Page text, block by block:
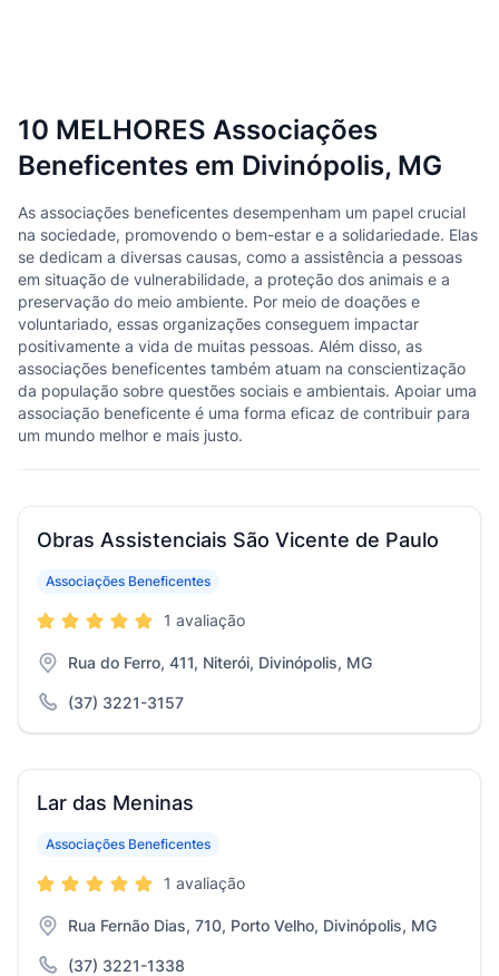
10 MELHORES Associações
Beneficentes em Divinópolis, MG
As associações beneficentes desempenham um papel crucial
na sociedade, promovendo o bem-estar e a solidariedade. Elas
se dedicam a diversas causas, como a assistência a pessoas
em situação de vulnerabilidade, a proteção dos animais e a
preservação do meio ambiente. Por meio de doações e
voluntariado, essas organizações conseguem impactar
positivamente a vida de muitas pessoas. Além disso, as
associações beneficentes também atuam na conscientização
da população sobre questões sociais e ambientais. Apoiar uma
associação beneficente é uma forma eficaz de contribuir para
um mundo melhor e mais justo.
Obras Assistenciais São Vicente de Paulo
Associações Beneficentes
1 avaliação
Rua do Ferro, 411, Niterói, Divinópolis, MG
(37) 3221-3157
Lar das Meninas
Associações Beneficentes
1 avaliação
Rua Fernão Dias, 710, Porto Velho, Divinópolis, MG
(37) 3221-1338